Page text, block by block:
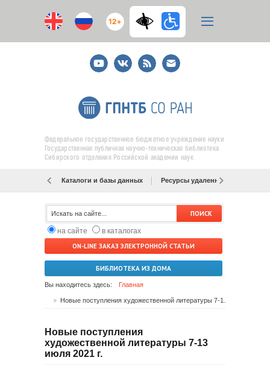
12+
YoutubeВКонтакте
RSS
E-
mail
подписка
Федеральное государственное бюджетное учреждение науки
Государственная публичная научно-техническая библиотека
Сибирского отделения Российской академии наук
Каталоги и базы данных Ресурсы удаленного доступа
на сайте
в каталогах
ON-LINE ЗАКАЗ ЭЛЕКТРОННОЙ СТАТЬИ
БИБЛИОТЕКА ИЗ ДОМА
Вы находитесь здесь: Главная
Новые поступления
художественной литературы 7-13
июля 2021 г.